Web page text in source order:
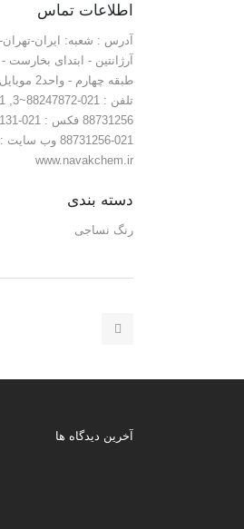
اطلاعات تماس
آدرس : شعبه: ایران-
آرژانتین - ابتدای
021-88731256 وب سایت :
www.navakchem.ir
دسته بندی
رنگ نساجی
آخرین دیدگاه ها